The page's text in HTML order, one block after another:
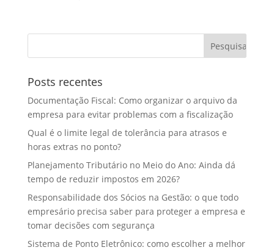
Posts recentes
Documentação Fiscal: Como organizar o arquivo da
empresa para evitar problemas com a fiscalização
Qual é o limite legal de tolerância para atrasos e
horas extras no ponto?
Planejamento Tributário no Meio do Ano: Ainda dá
tempo de reduzir impostos em 2026?
Responsabilidade dos Sócios na Gestão: o que todo
empresário precisa saber para proteger a empresa e
tomar decisões com segurança
Sistema de Ponto Eletrônico: como escolher a melhor